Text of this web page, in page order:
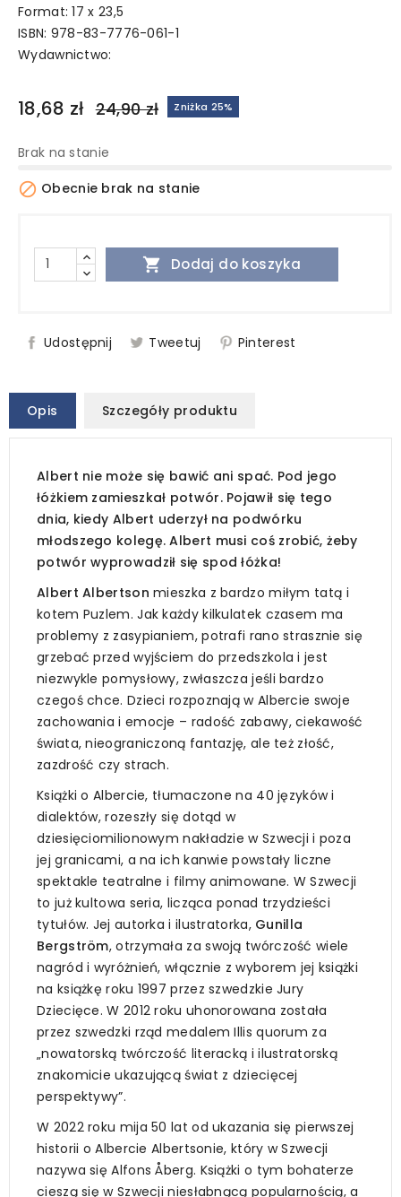
Format: 17 x 23,5
ISBN: 978-83-7776-061-1
Wydawnictwo:
18,68 zł 24,90 zł Zniżka 25%
Brak na stanie
 Obecnie brak na stanie
 Dodaj do koszyka
Udostępnij Tweetuj Pinterest
Opis Szczegóły produktu
Albert nie może się bawić ani spać. Pod jego
łóżkiem zamieszkał potwór. Pojawił się tego
dnia, kiedy Albert uderzył na podwórku
młodszego kolegę. Albert musi coś zrobić, żeby
potwór wyprowadził się spod łóżka!
Albert Albertson mieszka z bardzo miłym tatą i
kotem Puzlem. Jak każdy kilkulatek czasem ma
problemy z zasypianiem, potrafi rano strasznie się
grzebać przed wyjściem do przedszkola i jest
niezwykle pomysłowy, zwłaszcza jeśli bardzo
czegoś chce. Dzieci rozpoznają w Albercie swoje
zachowania i emocje – radość zabawy, ciekawość
świata, nieograniczoną fantazję, ale też złość,
zazdrość czy strach.
Książki o Albercie, tłumaczone na 40 języków i
dialektów, rozeszły się dotąd w
dziesięciomilionowym nakładzie w Szwecji i poza
jej granicami, a na ich kanwie powstały liczne
spektakle teatralne i filmy animowane. W Szwecji
to już kultowa seria, licząca ponad trzydzieści
tytułów. Jej autorka i ilustratorka, Gunilla
Bergström, otrzymała za swoją twórczość wiele
nagród i wyróżnień, włącznie z wyborem jej książki
na książkę roku 1997 przez szwedzkie Jury
Dziecięce. W 2012 roku uhonorowana została
przez szwedzki rząd medalem Illis quorum za
„nowatorską twórczość literacką i ilustratorską
znakomicie ukazującą świat z dziecięcej
perspektywy”.
W 2022 roku mija 50 lat od ukazania się pierwszej
historii o Albercie Albertsonie, który w Szwecji
nazywa się Alfons Åberg. Książki o tym bohaterze
cieszą się w Szwecji niesłabnącą popularnością, a